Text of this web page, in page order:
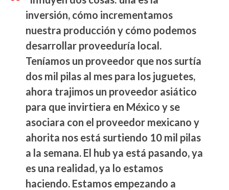
inversión, cómo incrementamos
nuestra producción y cómo podemos
desarrollar proveeduría local.
Teníamos un proveedor que nos surtía
dos mil pilas al mes para los juguetes,
ahora trajimos un proveedor asiático
para que invirtiera en México y se
asociara con el proveedor mexicano y
ahorita nos está surtiendo 10 mil pilas
a la semana. El hub ya está pasando, ya
es una realidad, ya lo estamos
haciendo. Estamos empezando a